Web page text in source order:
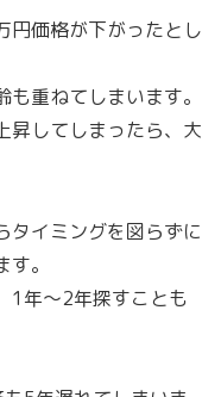
価格が下がったとし
重ねてしまいます。
昇してしまったら、大
タイミングを図らずに
。
1年〜2年探すことも